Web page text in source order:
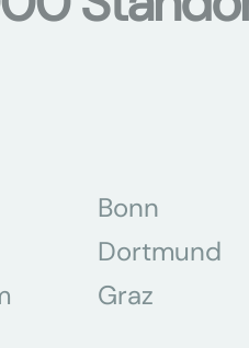
Bonn
Dortmund
Graz